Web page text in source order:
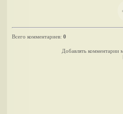
Всего комментариев: 0
Добавлять комментарии